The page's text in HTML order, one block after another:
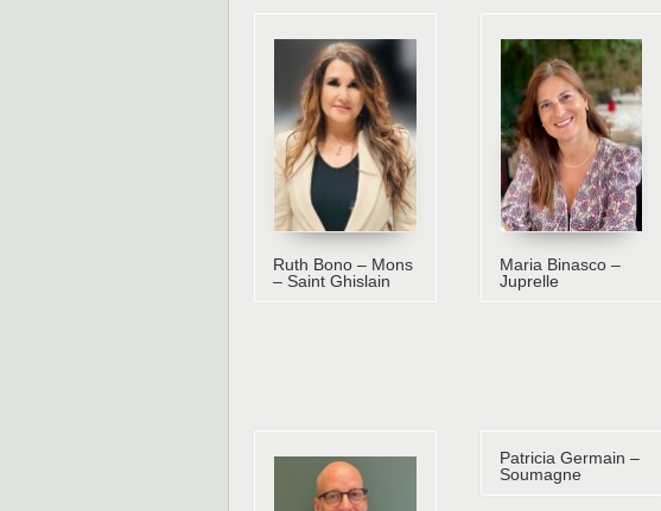
Ruth Bono – Mons
– Saint Ghislain
Maria Binasco –
Juprelle
Patricia Germain –
Soumagne